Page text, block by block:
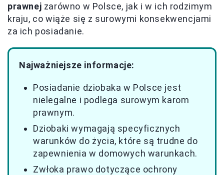
prawnej zarówno w Polsce, jak i w ich rodzimym
kraju, co wiąże się z surowymi konsekwencjami
za ich posiadanie.
Najważniejsze informacje:
Posiadanie dziobaka w Polsce jest
nielegalne i podlega surowym karom
prawnym.
Dziobaki wymagają specyficznych
warunków do życia, które są trudne do
zapewnienia w domowych warunkach.
Zwłoka prawo dotyczące ochrony